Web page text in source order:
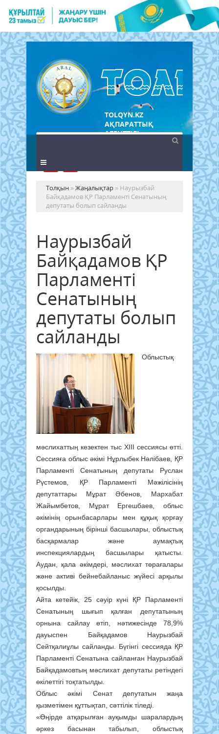
TOLQYN.KZ
АҚПАРАТТЫҚ
АГЕНТТІГІ
Толқын »Жаңалықтар » Наурызбай
Байқадамов ҚР Парламенті Сенатының
депутаты болып сайланды
Наурызбай
Байқадамов ҚР
Парламенті
Сенатының
депутаты болып
сайланды
Облыстық
мәслихаттың кезектен тыс XIII сессиясы өтті.
Сессияға облыс әкiмi Нұрлыбек Нәлібаев, ҚР
Парламенті Сенатының депутаты Руслан
Рүстемов, ҚР Парламенті Мәжілісінің
депутаттары Мұрат Әбенов, Мархабат
Жайымбетов, Мұрат Ергешбаев, облыс
әкiмiнiң орынбасарлары мен құқық қорғау
органдарының бірінші басшылары, облыстық
басқармалар және аумақтық
инспекциялардың басшылары қатысты.
Аудан, қала әкімдері, мәслихат төрағалары
және активі бейнебайланыс жүйесі арқылы
қосылды.
Айта кетейік, 25 сәуір күні ҚР Парламенті
Сенатының шығып қалған депутатының
орнына сайлау өтіп, нәтижесінде 78,9%
дауыспен Байқадамов Наурызбай
Сейтқалиұлы сайланды. Бүгінгі сессияда ҚР
Парламенті Сенатына сайланған Наурызбай
Байқадамовтың мәслихат депутаты ретіндегі
өкілеттігі тоқтатылды.
Облыс әкімі Сенат депутатын жаңа
қызметімен құттықтап, сәттілік тіледі.
«Өңірде атқарылған ауқымды шаралардың
әркез басынан табылып, облыстық